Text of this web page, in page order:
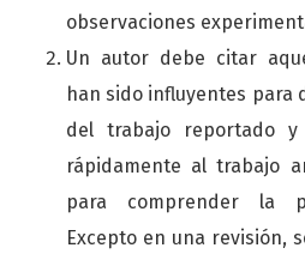
observaciones
Un autor debe citar
han sido influyentes para
del trabajo reportado
rápidamente al trabajo
para comprender la
Excepto en una revisión,